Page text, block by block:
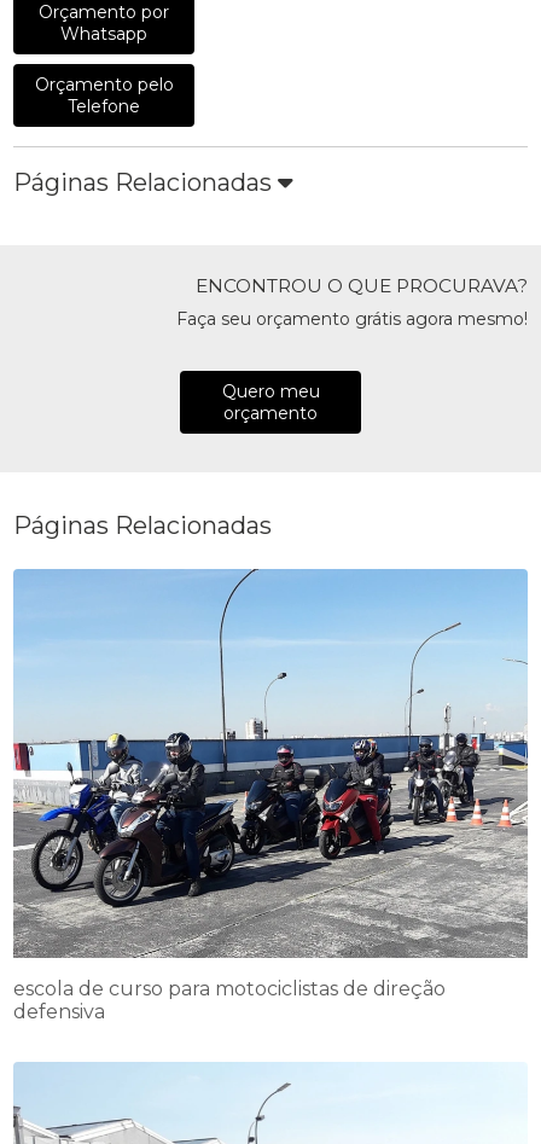
Orçamento por
Whatsapp
Orçamento pelo
Telefone
Páginas Relacionadas
ENCONTROU O QUE PROCURAVA?
Faça seu orçamento grátis agora mesmo!
Quero meu
orçamento
Páginas Relacionadas
escola de curso para motociclistas de direção
defensiva